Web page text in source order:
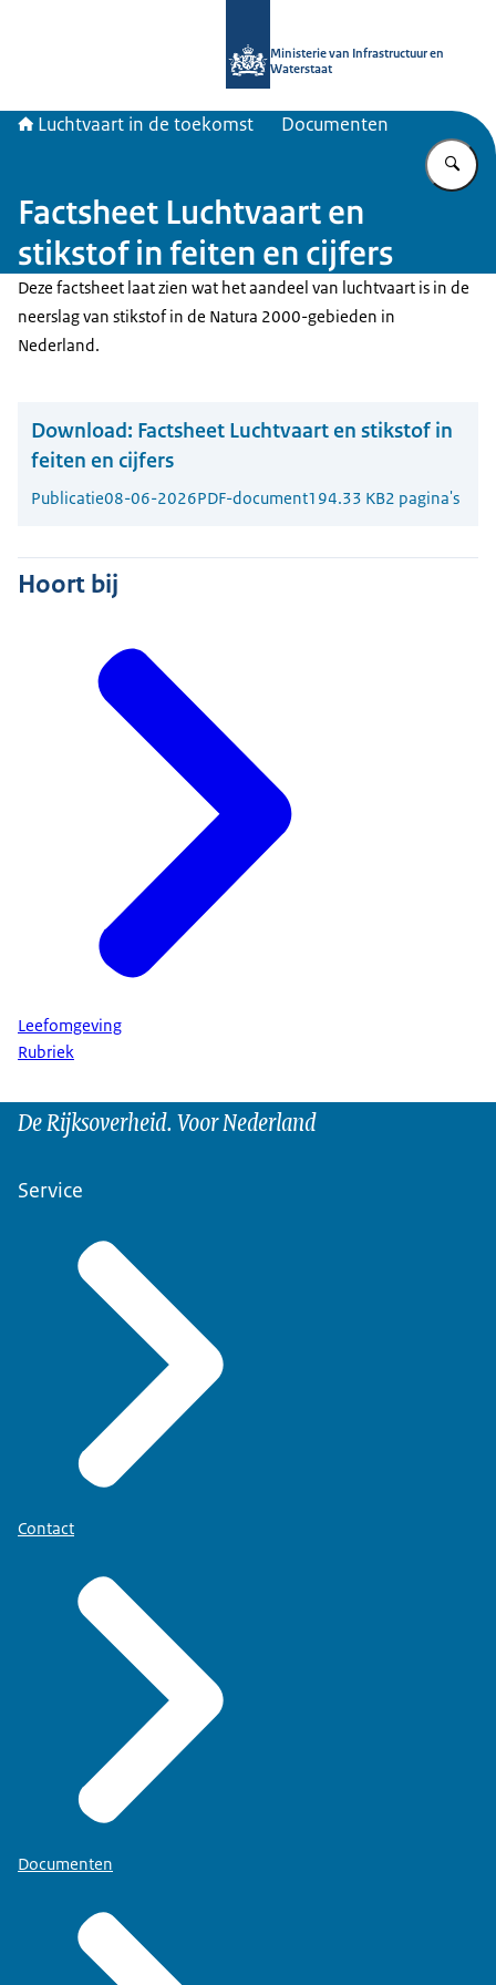
Ministerie van Infrastructuur en
Waterstaat
Luchtvaart in de toekomst Documenten
Factsheet Luchtvaart en
stikstof in feiten en cijfers
Deze factsheet laat zien wat het aandeel van luchtvaart is in de
neerslag van stikstof in de Natura 2000-gebieden in
Nederland.
Download: Factsheet Luchtvaart en stikstof in
feiten en cijfers
Publicatie08-06-2026PDF-document194.33 KB2 pagina's
Hoort bij
Leefomgeving
Rubriek
De Rijksoverheid. Voor Nederland
Service
Contact
Documenten